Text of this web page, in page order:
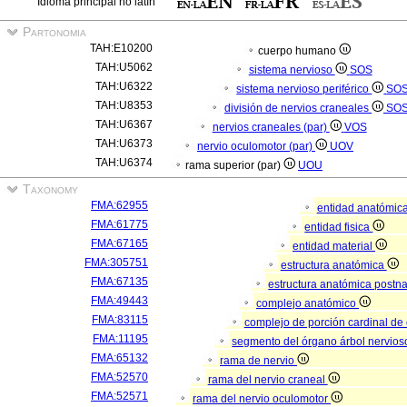
Partonomia
TAH:E10200
cuerpo humano
TAH:U5062
sistema nervioso
SOS
TAH:U6322
sistema nervioso periférico
TAH:U8353
división de nervios craneales
TAH:U6367
nervios craneales (par)
VOS
TAH:U6373
nervio oculomotor (par)
UOV
TAH:U6374
rama superior (par) UOU
Taxonomy
FMA:62955
entidad
FMA:61775
entidad fisica
FMA:67165
entidad material
FMA:305751
estructura anatómica
FMA:67135
estructura anatómica
FMA:49443
complejo anatómico
FMA:83115
complejo de porción cardinal de
FMA:11195
segmento del órgano árbol
FMA:65132
rama de nervio
FMA:52570
rama del nervio craneal
FMA:52571
rama del nervio oculomotor